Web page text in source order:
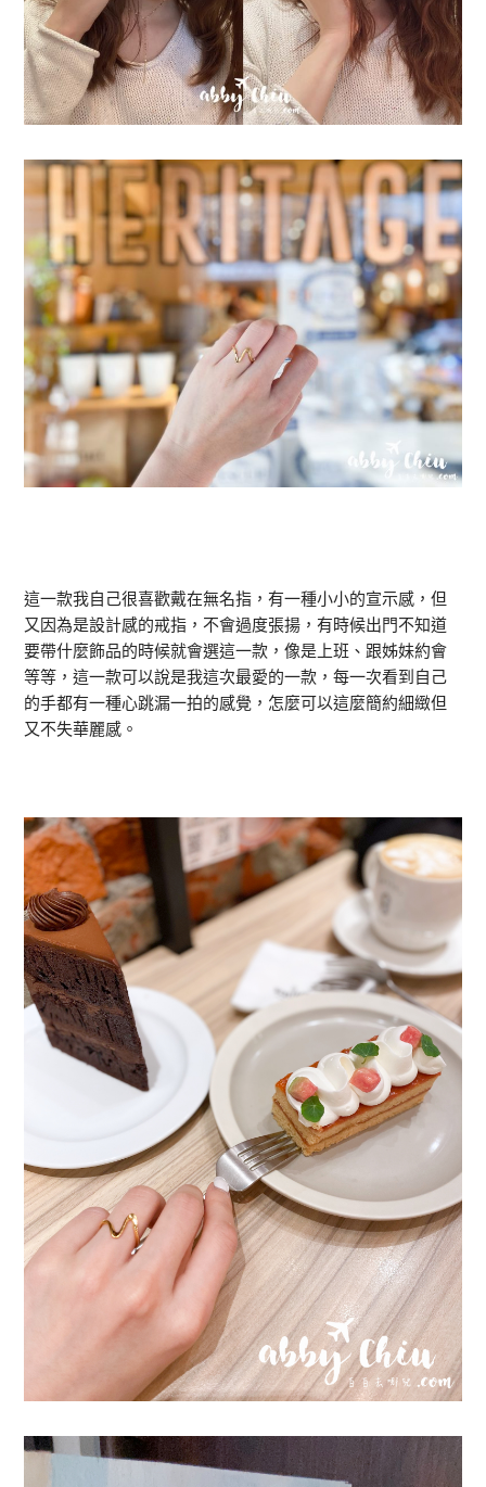
這一款我自己很喜歡戴在無名指，有一種小小的宣示感，但
又因為是設計感的戒指，不會過度張揚，有時候出門不知道
要帶什麼飾品的時候就會選這一款，像是上班、跟姊妹約會
等等，這一款可以說是我這次最愛的一款，每一次看到自己
的手都有一種心跳漏一拍的感覺，怎麼可以這麼簡約細緻但
又不失華麗感。